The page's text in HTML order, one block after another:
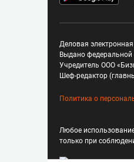
Деловая
Выдано федеральной
Учредитель ООО
Шеф-редактор
Политика о
Любое
только при